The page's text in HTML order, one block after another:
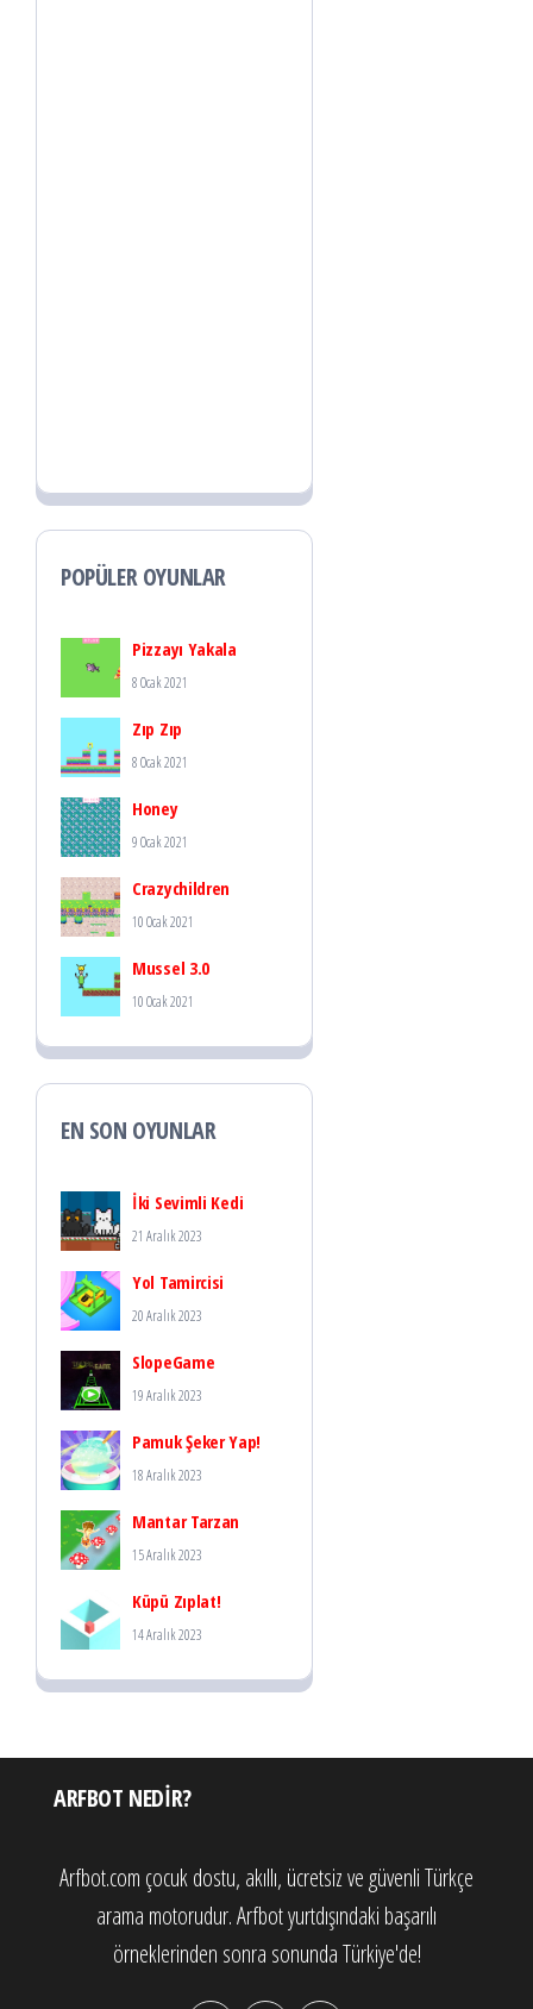
POPÜLER OYUNLAR
Pizzayı Yakala
8 Ocak 2021
Zıp Zıp
8 Ocak 2021
Honey
9 Ocak 2021
Crazychildren
10 Ocak 2021
Mussel 3.0
10 Ocak 2021
EN SON OYUNLAR
İki Sevimli Kedi
21 Aralık 2023
Yol Tamircisi
20 Aralık 2023
SlopeGame
19 Aralık 2023
Pamuk Şeker Yap!
18 Aralık 2023
Mantar Tarzan
15 Aralık 2023
Küpü Zıplat!
14 Aralık 2023
ARFBOT NEDIR?
Arfbot.com çocuk dostu, akıllı, ücretsiz ve güvenli Türkçe
arama motorudur. Arfbot yurtdışındaki başarılı
örneklerinden sonra sonunda Türkiye'de!